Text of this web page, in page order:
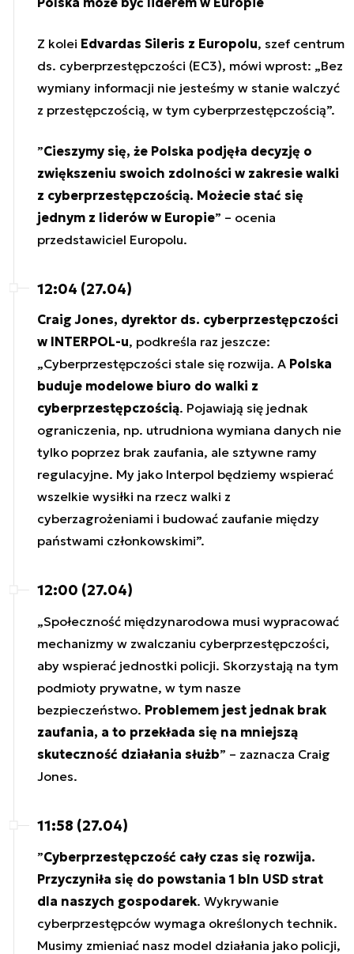
Z kolei Edvardas Sileris z Europolu, szef centrum
ds. cyberprzestępczości (EC3), mówi wprost: „Bez
wymiany informacji nie jesteśmy w stanie walczyć
z przestępczością, w tym cyberprzestępczością”.
”Cieszymy się, że Polska podjęła decyzję o
zwiększeniu swoich zdolności w zakresie walki
z cyberprzestępczością. Możecie stać się
jednym z liderów w Europie” – ocenia
przedstawiciel Europolu.
12:04 (27.04)
Craig Jones, dyrektor ds. cyberprzestępczości
w INTERPOL-u, podkreśla raz jeszcze:
„Cyberprzestępczości stale się rozwija. A Polska
buduje modelowe biuro do walki z
cyberprzestępczością. Pojawiają się jednak
ograniczenia, np. utrudniona wymiana danych nie
tylko poprzez brak zaufania, ale sztywne ramy
regulacyjne. My jako Interpol będziemy wspierać
wszelkie wysiłki na rzecz walki z
cyberzagrożeniami i budować zaufanie między
państwami członkowskimi”.
12:00 (27.04)
„Społeczność międzynarodowa musi wypracować
mechanizmy w zwalczaniu cyberprzestępczości,
aby wspierać jednostki policji. Skorzystają na tym
podmioty prywatne, w tym nasze
bezpieczeństwo. Problemem jest jednak brak
zaufania, a to przekłada się na mniejszą
skuteczność działania służb” – zaznacza Craig
Jones.
11:58 (27.04)
”Cyberprzestępczość cały czas się rozwija.
Przyczyniła się do powstania 1 bln USD strat
dla naszych gospodarek. Wykrywanie
cyberprzestępców wymaga określonych technik.
Musimy zmieniać nasz model działania jako policji,